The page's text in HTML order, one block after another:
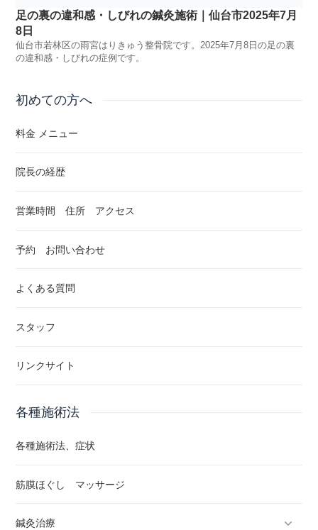
足の裏の違和感・しびれの鍼灸施術｜仙台市2025年7月
8日
仙台市若林区の雨宮はりきゅう整骨院です。2025年7月8日の足の裏
の違和感・しびれの症例です。
初めての方へ
料金 メニュー
院長の経歴
営業時間 住所 アクセス
予約 お問い合わせ
よくある質問
スタッフ
リンクサイト
各種施術法
各種施術法、症状
筋膜ほぐし マッサージ
鍼灸治療